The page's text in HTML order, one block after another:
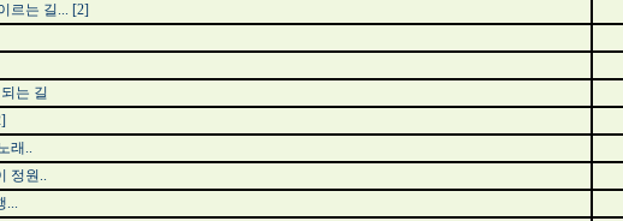
르는 길... [2]
는 길
래..
정원..
...